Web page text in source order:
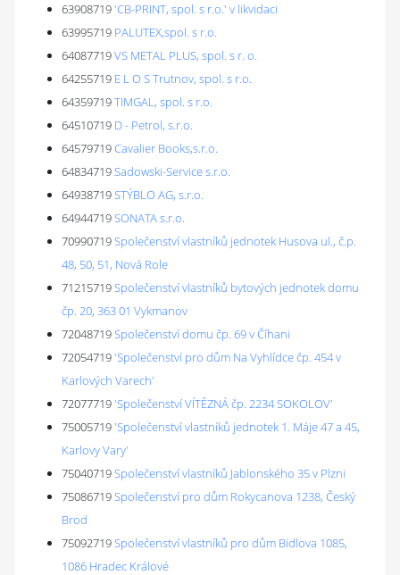
63908719'CB-PRINT, spol. s r.o.' v likvidaci
63995719 PALUTEX,spol. s r.o.
64087719VS METAL PLUS, spol. s r. o.
64255719 E L O S Trutnov, spol. s r.o.
64359719TIMGAL, spol. s r.o.
64510719 D - Petrol, s.r.o.
64579719Cavalier Books,s.r.o.
64834719Sadowski-Service s.r.o.
64938719STÝBLO AG, s.r.o.
64944719SONATA s.r.o.
70990719Společenství vlastníků jednotek Husova ul., č.p.
48, 50, 51, Nová Role
71215719Společenství vlastníků bytových jednotek domu
čp. 20, 363 01 Vykmanov
72048719Společenství domu čp. 69 v Číhani
72054719'Společenství pro dům Na Vyhlídce čp. 454 v
Karlových Varech'
72077719'Společenství VÍTĚZNÁ čp. 2234 SOKOLOV'
75005719'Společenství vlastníků jednotek 1. Máje 47 a 45,
Karlovy Vary'
75040719Společenství vlastníků Jablonského 35 v Plzni
75086719Společenství pro dům Rokycanova 1238, Český
Brod
75092719Společenství vlastníků pro dům Bidlova 1085,
1086 Hradec Králové